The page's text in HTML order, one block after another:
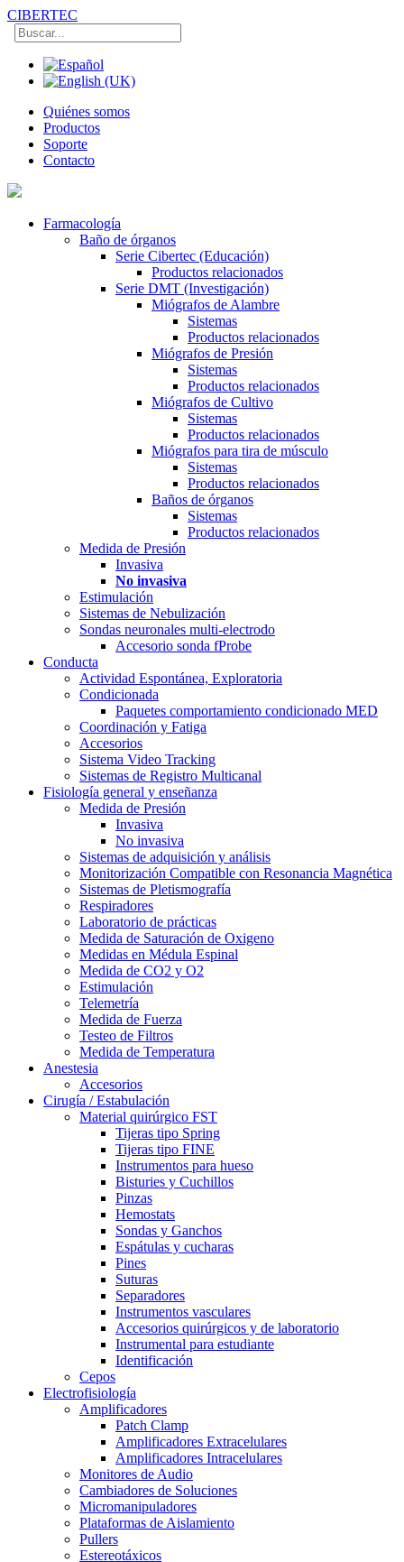
CIBERTEC
Quiénes somos
Productos
Soporte
Contacto
Farmacología
Baño de órganos
Serie Cibertec (Educación)
Productos relacionados
Serie DMT (Investigación)
Miógrafos de Alambre
Sistemas
Productos relacionados
Miógrafos de Presión
Sistemas
Productos relacionados
Miógrafos de Cultivo
Sistemas
Productos relacionados
Miógrafos para tira de músculo
Sistemas
Productos relacionados
Baños de órganos
Sistemas
Productos relacionados
Medida de Presión
Invasiva
No invasiva
Estimulación
Sistemas de Nebulización
Sondas neuronales multi-electrodo
Accesorio sonda fProbe
Conducta
Actividad Espontánea, Exploratoria
Condicionada
Paquetes comportamiento condicionado MED
Coordinación y Fatiga
Accesorios
Sistema Video Tracking
Sistemas de Registro Multicanal
Fisiología general y enseñanza
Medida de Presión
Invasiva
No invasiva
Sistemas de adquisición y análisis
Monitorización Compatible con Resonancia Magnética
Sistemas de Pletismografía
Respiradores
Laboratorio de prácticas
Medida de Saturación de Oxigeno
Medidas en Médula Espinal
Medida de CO2 y O2
Estimulación
Telemetría
Medida de Fuerza
Testeo de Filtros
Medida de Temperatura
Anestesia
Accesorios
Cirugía / Estabulación
Material quirúrgico FST
Tijeras tipo Spring
Tijeras tipo FINE
Instrumentos para hueso
Bisturies y Cuchillos
Pinzas
Hemostats
Sondas y Ganchos
Espátulas y cucharas
Pines
Suturas
Separadores
Instrumentos vasculares
Accesorios quirúrgicos y de laboratorio
Instrumental para estudiante
Identificación
Cepos
Electrofisiología
Amplificadores
Patch Clamp
Amplificadores Extracelulares
Amplificadores Intracelulares
Monitores de Audio
Cambiadores de Soluciones
Micromanipuladores
Plataformas de Aislamiento
Pullers
Estereotáxicos